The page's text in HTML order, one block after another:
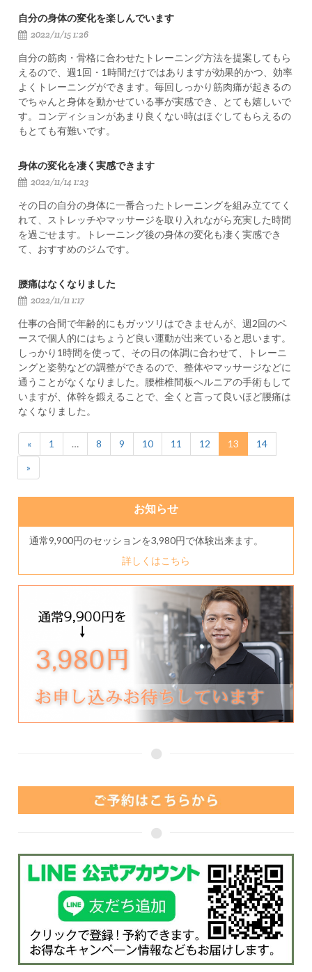
自分の身体の変化を楽しんでいます
2022/11/15 1:26
自分の筋肉・骨格に合わせたトレーニング方法を提案してもら
えるので、週1回・1時間だけではありますが効果的かつ、効率
よくトレーニングができます。毎回しっかり筋肉痛が起きるの
でちゃんと身体を動かせている事が実感でき、とても嬉しいで
す。コンディションがあまり良くない時はほぐしてもらえるの
もとても有難いです。
身体の変化を凄く実感できます
2022/11/14 1:23
その日の自分の身体に一番合ったトレーニングを組み立ててく
れて、ストレッチやマッサージを取り入れながら充実した時間
を過ごせます。トレーニング後の身体の変化も凄く実感でき
て、おすすめのジムです。
腰痛はなくなりました
2022/11/11 1:17
仕事の合間で年齢的にもガッツリはできませんが、週2回のペ
ースで個人的にはちょうど良い運動が出来ていると思います。
しっかり1時間を使って、その日の体調に合わせて、トレーニ
ングと姿勢などの調整ができるので、整体やマッサージなどに
通うことがなくなりました。腰椎椎間板ヘルニアの手術もして
いますが、体幹を鍛えることで、全くと言って良いほど腰痛は
なくなりました。
« 1 … 8 9 10 11 12 13 （こ
の
ジ）
14
»
お知らせ
通常9,900円のセッションを3,980円で体験出来ます。
詳しくはこちら